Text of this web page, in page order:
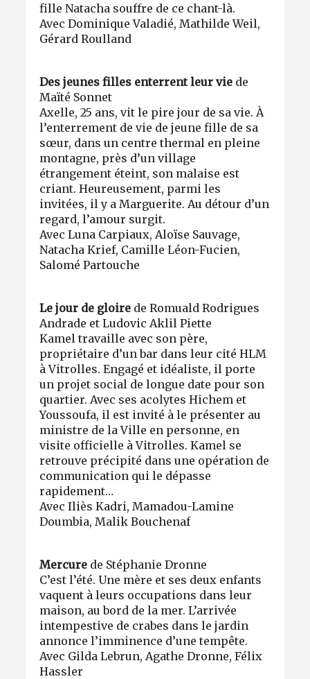
fille Natacha souffre de ce chant-là.
Avec Dominique Valadié, Mathilde Weil,
Gérard Roulland
Des jeunes filles enterrent leur vie de
Maïté Sonnet
Axelle, 25 ans, vit le pire jour de sa vie. À
l’enterrement de vie de jeune fille de sa
sœur, dans un centre thermal en pleine
montagne, près d’un village
étrangement éteint, son malaise est
criant. Heureusement, parmi les
invitées, il y a Marguerite. Au détour d’un
regard, l’amour surgit.
Avec Luna Carpiaux, Aloïse Sauvage,
Natacha Krief, Camille Léon-Fucien,
Salomé Partouche
Le jour de gloire de Romuald Rodrigues
Andrade et Ludovic Aklil Piette
Kamel travaille avec son père,
propriétaire d’un bar dans leur cité HLM
à Vitrolles. Engagé et idéaliste, il porte
un projet social de longue date pour son
quartier. Avec ses acolytes Hichem et
Youssoufa, il est invité à le présenter au
ministre de la Ville en personne, en
visite officielle à Vitrolles. Kamel se
retrouve précipité dans une opération de
communication qui le dépasse
rapidement…
Avec Iliès Kadri, Mamadou-Lamine
Doumbia, Malik Bouchenaf
Mercure de Stéphanie Dronne
C’est l’été. Une mère et ses deux enfants
vaquent à leurs occupations dans leur
maison, au bord de la mer. L’arrivée
intempestive de crabes dans le jardin
annonce l’imminence d’une tempête.
Avec Gilda Lebrun, Agathe Dronne, Félix
Hassler